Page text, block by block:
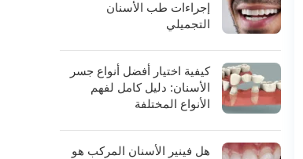
إجراءات طب الأسنان
التجميلي
كيفية اختيار أفضل أنواع جسر
الأسنان: دليل كامل لفهم
الأنواع المختلفة
هل فينير الأسنان المركب هو